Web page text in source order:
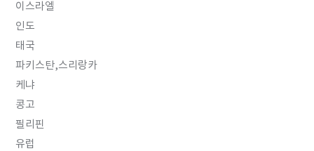
이스라엘
인도
태국
파키스탄,스리랑카
케냐
콩고
필리핀
유럽